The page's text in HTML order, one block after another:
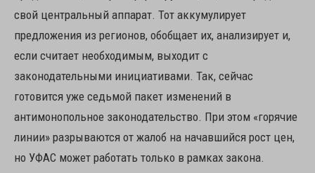
свой центральный аппарат. Тот аккумулирует
предложения из регионов, обобщает их, анализирует и,
если считает необходимым, выходит с
законодательными инициативами. Так, сейчас
готовится уже седьмой пакет изменений в
антимонопольное законодательство. При этом «горячие
линии» разрываются от жалоб на начавшийся рост цен,
но УФАС может работать только в рамках закона.